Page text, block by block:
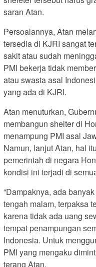
saran Atan.
Persoalannya, Atan
tersedia di KJRI sangat
sakit atau sudah
PMI bekerja tidak
atau swasta asal
yang ada di KJRI.
Atan menuturkan,
membangun shelter di
menampung PMI asal
Namun, lanjut Atan, hal
pemerintah di negara
kondisi ini terjadi di
“Dampaknya, ada
tengah malam, terpaksa
karena tidak ada uang
tempat penampungan
Indonesia. Untuk
PMI yang mengaku
terang Atan.